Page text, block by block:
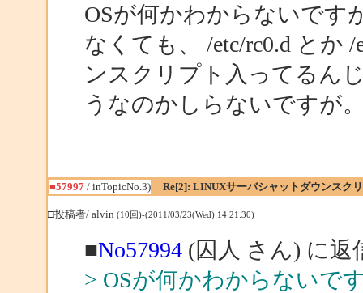
OSが何かわからないです
なくても、 /etc/rc0.d とか
ンスクリプト入ってるん
うなのかしらないですが
■57997/ inTopicNo.3) Re[2]: LINUXサーバシャットダウンスク
□投稿者/ alvin (10回)-(2011/03/23(Wed) 14:21:30)
■No57994(囚人 さん) に返
> OSが何かわからないで